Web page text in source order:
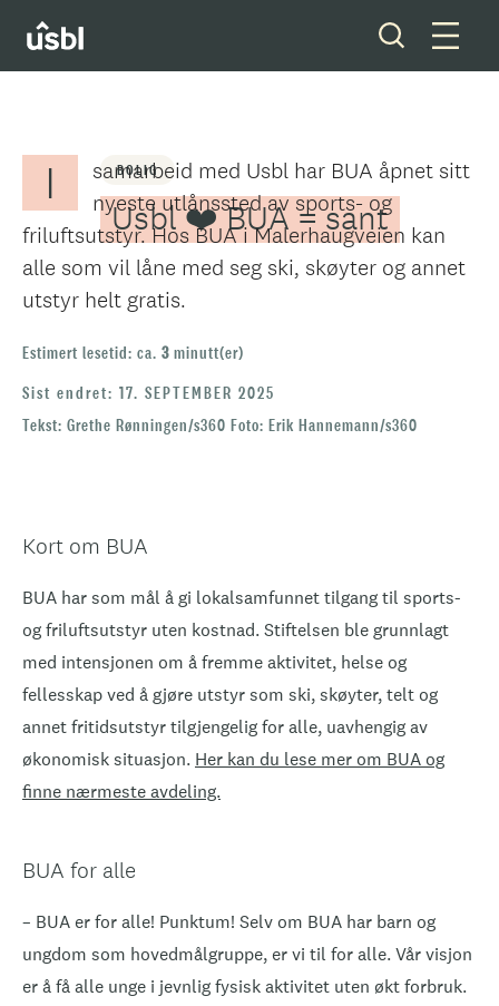
Våre tjenester
Boliger og tomter
Ditt styreverv
Medlemskap
Forkjøpsrett
BOLIG
Usbl ❤️ BUA = sant
I
samarbeid med Usbl har BUA åpnet sitt
nyeste utlånssted av sports- og
friluftsutstyr. Hos BUA i Malerhaugveien kan
alle som vil låne med seg ski, skøyter og annet
utstyr helt gratis.
Estimert lesetid: ca. 3 minutt(er)
Sist endret: 17. SEPTEMBER 2025
Tekst: Grethe Rønningen/s360 Foto: Erik Hannemann/s360
Kort om BUA
BUA har som mål å gi lokalsamfunnet tilgang til sports-
og friluftsutstyr uten kostnad. Stiftelsen ble grunnlagt
med intensjonen om å fremme aktivitet, helse og
fellesskap ved å gjøre utstyr som ski, skøyter, telt og
annet fritidsutstyr tilgjengelig for alle, uavhengig av
økonomisk situasjon. Her kan du lese mer om BUA og
finne nærmeste avdeling.
BUA for alle
– BUA er for alle! Punktum! Selv om BUA har barn og
ungdom som hovedmålgruppe, er vi til for alle. Vår visjon
er å få alle unge i jevnlig fysisk aktivitet uten økt forbruk.